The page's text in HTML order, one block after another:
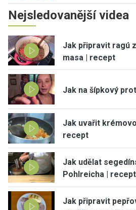
Nejsledovanější videa
Jak připravit ragú
masa | recept
Jak na šípkový
Jak uvařit
recept
Jak udělat
Pohlreicha | recept
Jak připravit